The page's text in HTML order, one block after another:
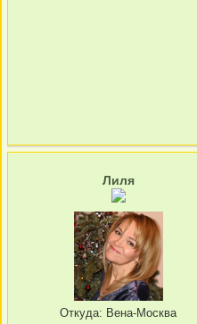
Лиля
Откуда: Вена-Москва